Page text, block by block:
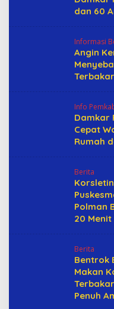
dan 60
Informasi
Angin
Terbakar
Info
Damkar
Cepat
Rumah
Berita
Polman
20 Menit
Berita
Bentrok
Makan
Penuh